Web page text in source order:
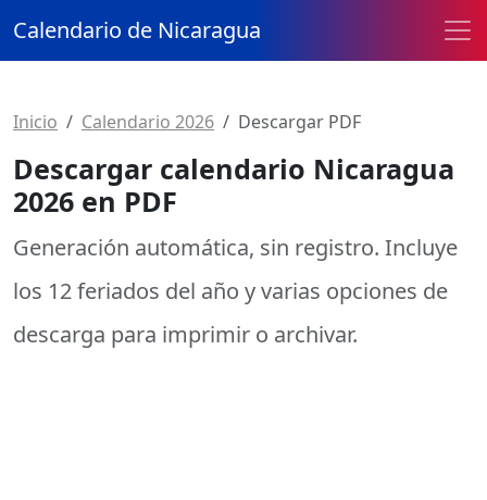
Calendario de Nicaragua
Inicio Calendario 2026 Descargar PDF
Descargar calendario Nicaragua
2026 en PDF
Generación automática, sin registro. Incluye
los 12 feriados del año y varias opciones de
descarga para imprimir o archivar.